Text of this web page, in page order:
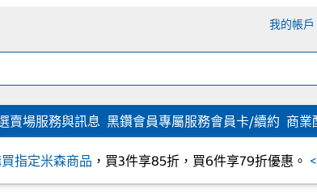
我的帳戶
賣場服務與訊息 黑鑽會員專屬服務會員卡/續約 商業
指定米森商品 ，買3件享85折，買6件享79折優惠。